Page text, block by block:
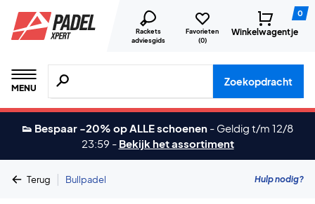
Rackets
adviesgids
Favorieten
(0)
0
Winkelwagentje
MENU
Zoeken naar producten, merken etc.
Zoekopdracht
👟 Bespaar -20% op ALLE schoenen - Geldig t/m 12/8
23:59 - Bekijk het assortiment
Terug | Bullpadel Hulp nodig?